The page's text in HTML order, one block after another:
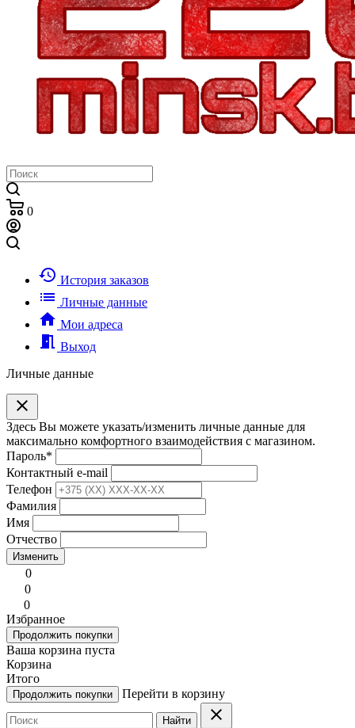
0
history История заказов
list Личные данные
home Мои адреса
meeting_room Выход
Личные данные
clear
Здесь Вы можете указать/изменить личные данные для
максимально комфортного взаимодействия с магазином.
Пароль*
Контактный e-mail
Телефон
Фамилия
Имя
Отчество
Изменить
0
0
0
Избранное
Продолжить покупки
Ваша корзина пуста
Корзина
Итого
Продолжить покупки Перейти в корзину
Найти clear